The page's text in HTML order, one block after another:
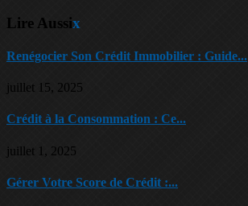
Lire Aussix
Renégocier Son Crédit Immobilier : Guide...
juillet 15, 2025
Crédit à la Consommation : Ce...
juillet 1, 2025
Gérer Votre Score de Crédit :...